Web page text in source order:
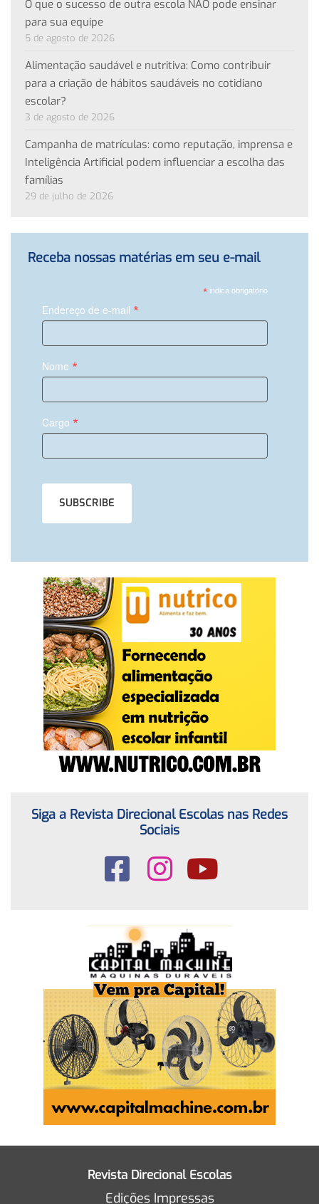
O que o sucesso de outra escola NÃO pode ensinar
para sua equipe
5 de agosto de 2026
Alimentação saudável e nutritiva: Como contribuir
para a criação de hábitos saudáveis no cotidiano
escolar?
3 de agosto de 2026
Campanha de matrículas: como reputação, imprensa e
Inteligência Artificial podem influenciar a escolha das
famílias
29 de julho de 2026
Receba nossas matérias em seu e-mail
*indica obrigatório
Endereço de e-mail *
Nome *
Cargo *
Siga a Revista Direcional Escolas nas Redes
Sociais
Revista Direcional Escolas
Edições Impressas